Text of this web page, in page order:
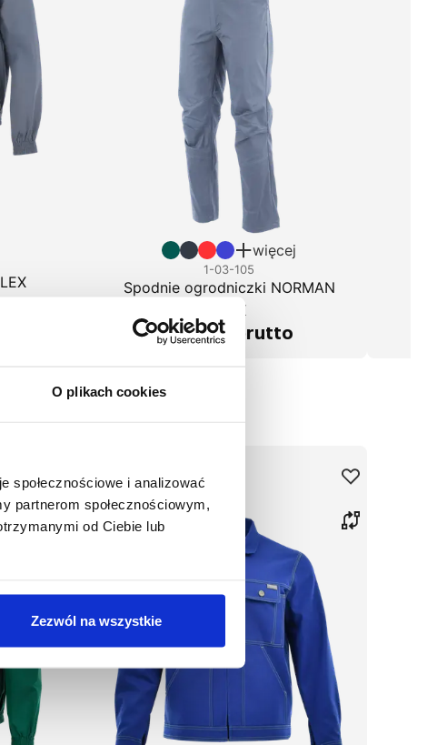
O plikach cookies
społecznościowe i analizować
partnerom społecznościowym,
od Ciebie lub
Zezwól na wszystkie
więcej
1-03-105
Spodnie ogrodniczki NORMAN
FLEX
88,35 zł brutto